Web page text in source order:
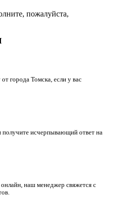
пожалуйста,
города Томска, если у вас
получите исчерпывающий ответ на
наш менеджер свяжется с